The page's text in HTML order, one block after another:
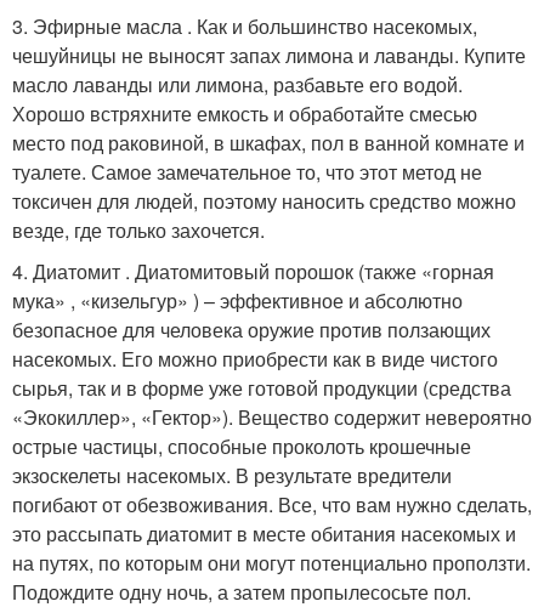
3. Эфирные масла . Как и большинство насекомых,
чешуйницы не выносят запах лимона и лаванды. Купите
масло лаванды или лимона, разбавьте его водой.
Хорошо встряхните емкость и обработайте смесью
место под раковиной, в шкафах, пол в ванной комнате и
туалете. Самое замечательное то, что этот метод не
токсичен для людей, поэтому наносить средство можно
везде, где только захочется.
4. Диатомит . Диатомитовый порошок (также «горная
мука» , «кизельгур» ) – эффективное и абсолютно
безопасное для человека оружие против ползающих
насекомых. Его можно приобрести как в виде чистого
сырья, так и в форме уже готовой продукции (средства
«Экокиллер», «Гектор»). Вещество содержит невероятно
острые частицы, способные проколоть крошечные
экзоскелеты насекомых. В результате вредители
погибают от обезвоживания. Все, что вам нужно сделать,
это рассыпать диатомит в месте обитания насекомых и
на путях, по которым они могут потенциально проползти.
Подождите одну ночь, а затем пропылесосьте пол.